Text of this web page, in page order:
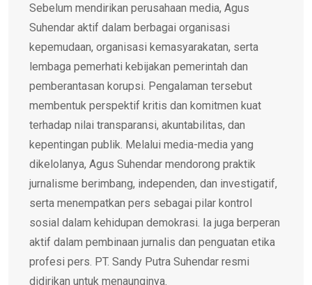
Sebelum mendirikan perusahaan media, Agus
Suhendar aktif dalam berbagai organisasi
kepemudaan, organisasi kemasyarakatan, serta
lembaga pemerhati kebijakan pemerintah dan
pemberantasan korupsi. Pengalaman tersebut
membentuk perspektif kritis dan komitmen kuat
terhadap nilai transparansi, akuntabilitas, dan
kepentingan publik. Melalui media-media yang
dikelolanya, Agus Suhendar mendorong praktik
jurnalisme berimbang, independen, dan investigatif,
serta menempatkan pers sebagai pilar kontrol
sosial dalam kehidupan demokrasi. Ia juga berperan
aktif dalam pembinaan jurnalis dan penguatan etika
profesi pers. PT. Sandy Putra Suhendar resmi
didirikan untuk menaunginya.